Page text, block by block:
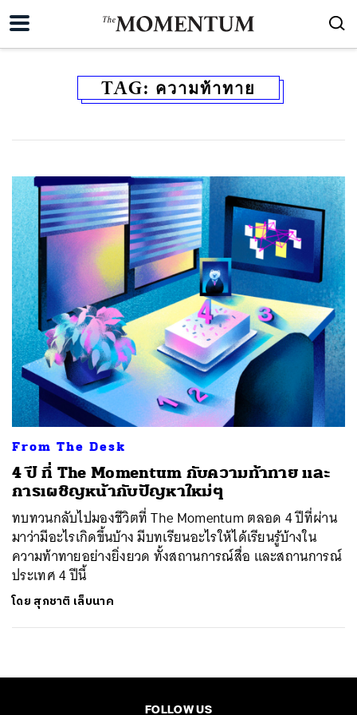
TAG: ความท้าทาย
From The Desk
4 ปี ที่ The Momentum กับความท้าทาย และ
การเผชิญหน้ากับปัญหาใหม่ๆ
ทบทวนกลับไปมองชีวิตที่ The Momentum ตลอด 4 ปีที่ผ่าน
มาว่ามีอะไรเกิดขึ้นบ้าง มีบทเรียนอะไรให้ได้เรียนรู้บ้างใน
ความท้าทายอย่างยิ่งยวด ทั้งสถานการณ์สื่อ และสถานการณ์
ประเทศ 4 ปีนี้
โดย สุภชาติ เล็บนาค
FOLLOW US
ค้นหา
SHARE TWEET LINE EMAIL